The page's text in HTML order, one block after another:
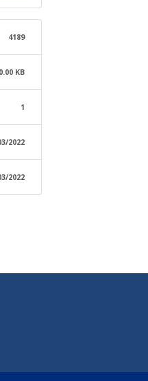
4189
0.00 KB
1
2022
2022